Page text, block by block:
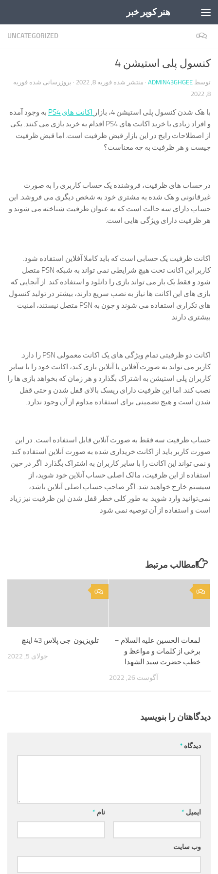
هنر کویر خبر
UNCATEGORIZED 0
کنسول پلی استیشن 4
توسط ADMIN43GHGEE · منتشر شده فوریه 8, 2022 · بروزرسانی شده فوریه
8, 2022
با هک شدن کنسول پلی استیشن 4، بازار اکانت های PS4
به وجود آمده
و افراد زیادی با خرید اکانت های PS4 اقدام به خرید بازی می کنند. یکی
از اصطلاحات رایج در این بازار قبض ظرفیت است. اما قبض ظرفیت
چیست و هر ظرفیت به چه معناست؟
در حساب های ظرفیت، فروشنده یک حساب کاربری را به صورت
غیرقانونی و هک شده به مشتری خود به شخص دیگری می فروشد. این
حساب دارای سه حالت است که به عنوان ظرفیت شناخته می شوند و
هر ظرفیت دارای ویژگی هایی است.
اکانت ظرفیت یک حسابی است که باید کاملا آفلاین استفاده شود.
کاربر این اکانت تحت هیچ شرایطی نمی تواند به شبکه PSN متصل
شود و فقط یک بار می تواند بازی را دانلود و استفاده کند. از آنجایی که
بازی های این اکانت ها نیاز به نصب سریع دارند، بیشتر در تولید کنسول
های تکراری استفاده می شوند و چون به PSN متصل نیستند، امنیت
بیشتری دارند.
اکانت دو ظرفیتی تمام ویژگی های یک اکانت معمولی PSN را دارد.
کاربر می تواند به صورت آفلاین یا آنلاین بازی کند، اکانت خود را با سایر
کاربران پلی استیشن به اشتراک بگذارد و هر زمان که بخواهد بازی ها را
نصب کند. اما این ظرفیت دارای ریسک بالای قفل شدن و حتی قفل
شدن است و هیچ تضمینی برای استفاده مداوم از آن وجود ندارد.
حساب ظرفیت سه فقط به صورت آنلاین قابل استفاده است. در این
صورت کاربر باید از اکانت خریداری شده به صورت آنلاین استفاده کند
و نمی تواند این اکانت را با سایر کاربران به اشتراک بگذارد. اگر در حین
استفاده از این ظرفیت، مالک اصلی حساب آنلاین خود شوید، از
سیستم خارج خواهید شد. اگر صاحب حساب اصلی آنلاین باشد،
نمی‌توانید وارد شوید. به طور کلی خطر قفل شدن این ظرفیت نیز زیاد
است و استفاده از آن توصیه نمی شود
مطالب مرتبط
0
تلویزیون جی پلاس 43 اینچ
جولای 5, 2022
0
لمعات الحسین علیه السلام –
برخی از کلمات و مواعظ و
خطب حضرت سید الشهدا
آگوست 26, 2022
دیدگاهتان را بنویسید
دیدگاه *
نام * ایمیل *
وب‌ سایت